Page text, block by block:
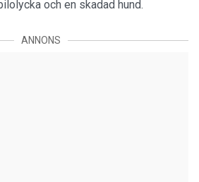
och en skadad hund.
ANNONS